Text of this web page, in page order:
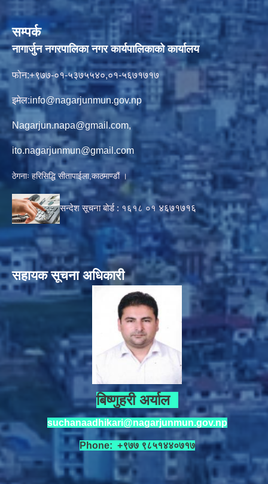
सम्पर्क
नागार्जुन नगरपालिका नगर कार्यपालिकाको कार्यालय
फोन:+९७७-०१-५३७५५४०,०१-५६७१७१७
इमेल:info@nagarjunmun.gov.np
Nagarjun.napa@gmail.com,
ito.nagarjunmun@gmail.com
ठेगनाः हरिसिद्धि सीतापाईला,काठमाण्डौं ।
सन्देश सूचना बोर्ड : १६१८ ०१४६७१७१६
सहायक सूचना अधिकारी
बिष्णुहरी अर्याल
suchanaadhikari@nagarjunmun.gov.np
Phone: +९७७ ९८५१४४०७१७